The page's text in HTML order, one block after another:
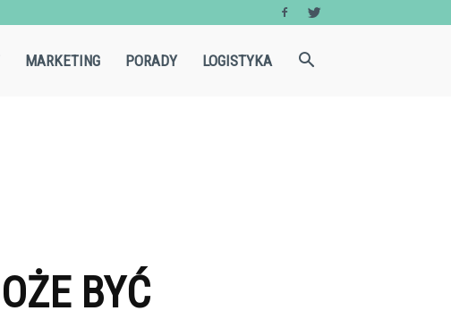
MARKETING PORADY LOGISTYKA
BYĆ